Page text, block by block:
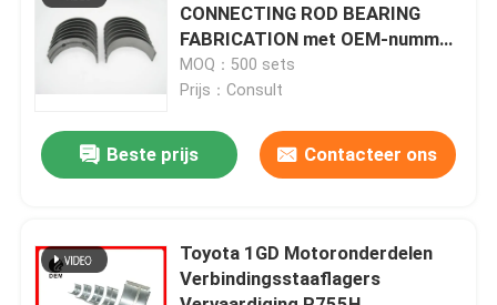
Kwaliteitscontrole
Neem contact met ons op
Nieuws
MOTOR HOOFDlager
CONNECTING ROD BEARING
FABRICATION met OEM-nummer
R039A
MOQ：500 sets
Prijs：Consult
Beste prijs Contacteer ons
Toyota 1GD Motoronderdelen
Verbindingsstaaflagers